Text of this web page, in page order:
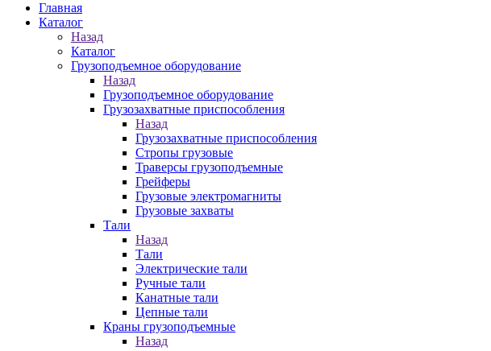
Главная
Каталог
Назад
Каталог
Грузоподъемное оборудование
Назад
Грузоподъемное оборудование
Грузозахватные приспособления
Назад
Грузозахватные приспособления
Стропы грузовые
Траверсы грузоподъемные
Грейферы
Грузовые электромагниты
Грузовые захваты
Тали
Назад
Тали
Электрические тали
Ручные тали
Канатные тали
Цепные тали
Краны грузоподъемные
Назад